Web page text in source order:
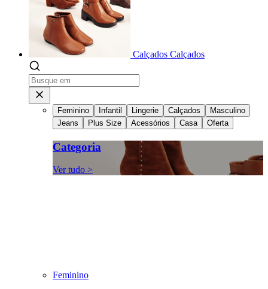
Calçados Calçados
Feminino Infantil Lingerie Calçados
Masculino
Jeans
Plus Size Acessórios Casa Oferta
Categoria
Ver tudo >
Feminino